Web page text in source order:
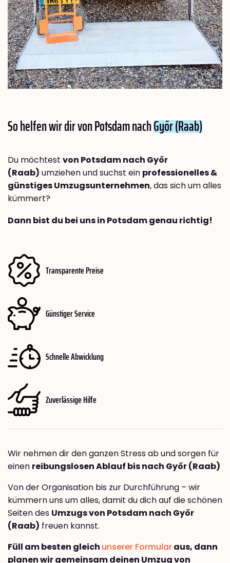
So helfen wir dir von Potsdam nachGyőr (Raab)
Du möchtest von Potsdam nach Győr
(Raab) umziehen und suchst ein professionelles &
günstiges Umzugsunternehmen, das sich um alles
kümmert?
Dann bist du bei uns in Potsdam genau richtig!
Transparente Preise
Günstiger Service
Schnelle Abwicklung
Zuverlässige Hilfe
Wir nehmen dir den ganzen Stress ab und sorgen für
einen reibungslosen Ablauf bis nach Győr (Raab)
Von der Organisation bis zur Durchführung – wir
kümmern uns um alles, damit du dich auf die schönen
Seiten des Umzugs von Potsdam nach Győr
(Raab) freuen kannst.
Füll am besten gleich unserer Formularaus, dann
planen wir gemeinsam deinen Umzug von